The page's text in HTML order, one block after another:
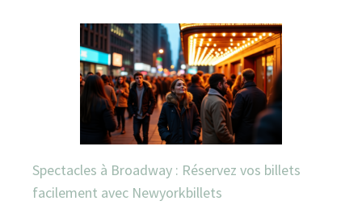
Spectacles à Broadway : Réservez vos billets
facilement avec Newyorkbillets